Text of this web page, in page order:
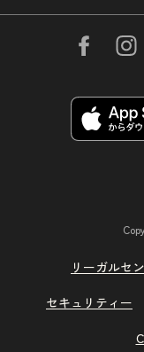
リーガルセ
セキュリティー